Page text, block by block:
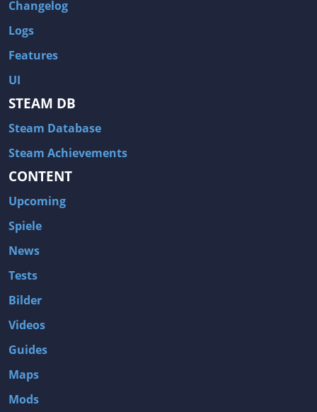
Changelog
Logs
Features
UI
STEAM DB
Steam Database
Steam Achievements
CONTENT
Upcoming
Spiele
News
Tests
Bilder
Videos
Guides
Maps
Mods